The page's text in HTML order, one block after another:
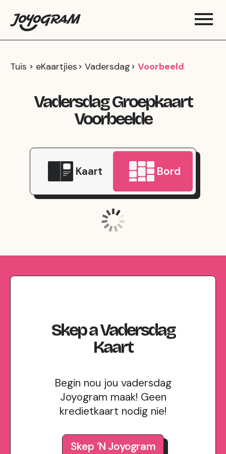
Tuis eKaartjies Vadersdag Voorbeeld
Vadersdag Groepkaart
Voorbeelde
Kaart Bord
SkepaVadersdag
Kaart
Begin nou jou vadersdag
Joyogram maak! Geen
kredietkaart nodig nie!
Skep ’n Joyogram